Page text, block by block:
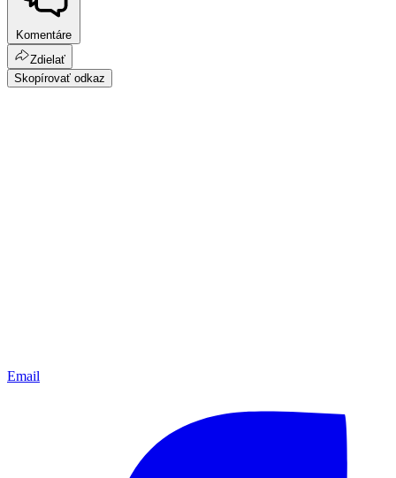
Komentáre
Zdielať
Skopírovať odkaz
Email